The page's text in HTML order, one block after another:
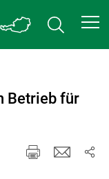
Betrieb für